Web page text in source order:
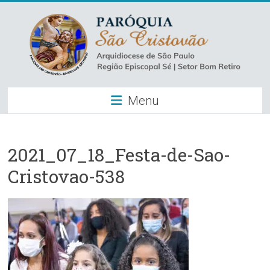
content
Paróquia
São
–
Luz
Arquidiocese
de
São
Paulo
–
Menu
2021_07_18_Festa-de-Sao-
Cristovao-538